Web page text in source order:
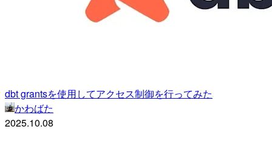
dbt grantsを使用してアクセス制御を行ってみた
かわばた
2025.10.08